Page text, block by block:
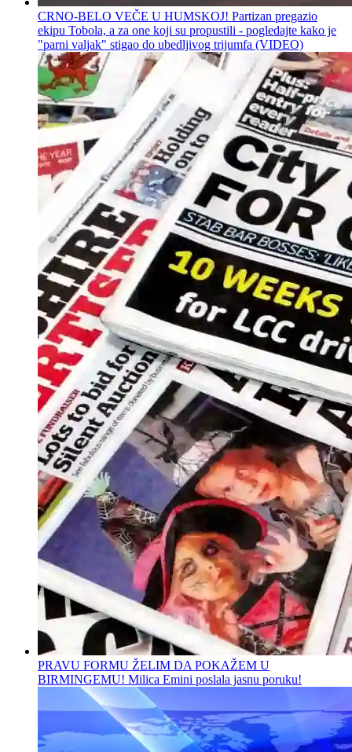
CRNO-BELO VEČE U HUMSKOJ! Partizan pregazio
ekipu Tobola, a za one koji su propustili - pogledajte kako je
"parni valjak" stigao do ubedljivog trijumfa (VIDEO)
PRAVU FORMU ŽELIM DA POKAŽEM U
BIRMINGEMU! Milica Emini poslala jasnu poruku!